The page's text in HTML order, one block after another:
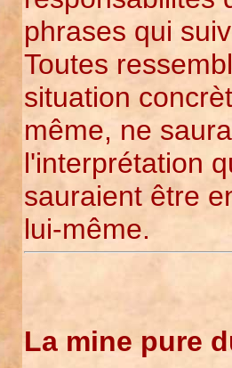
phrases qui
Toutes
situation
même, ne
l'interprétation
sauraient être
lui-même.
La mine pure